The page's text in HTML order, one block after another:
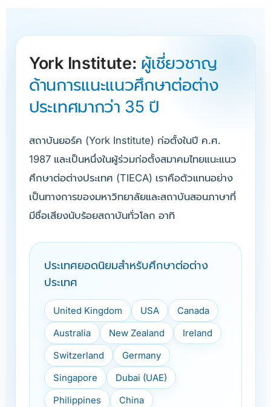
York Institute: ผู้เชี่ยวชาญ
ด้านการแนะแนวศึกษาต่อต่าง
ประเทศมากว่า 35 ปี
สถาบันยอร์ค (York Institute) ก่อตั้งในปี ค.ศ.
1987 และเป็นหนึ่งในผู้ร่วมก่อตั้งสมาคมไทยแนะแนว
ศึกษาต่อต่างประเทศ (TIECA) เราคือตัวแทนอย่าง
เป็นทางการของมหาวิทยาลัยและสถาบันสอนภาษาที่
มีชื่อเสียงนับร้อยสถาบันทั่วโลก อาทิ
ประเทศยอดนิยมสำหรับศึกษาต่อต่าง
ประเทศ
United Kingdom USA
Canada
Australia
New Zealand
Ireland
Switzerland
Germany
Singapore
Dubai (UAE)
Philippines
China